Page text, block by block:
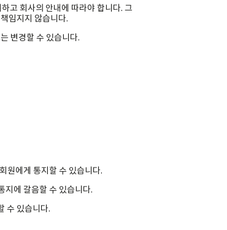
고 회사의 안내에 따라야 합니다. 그
임지지 않습니다.
변경할 수 있습니다.
원에게 통지할 수 있습니다.
지에 갈음할 수 있습니다.
수 있습니다.